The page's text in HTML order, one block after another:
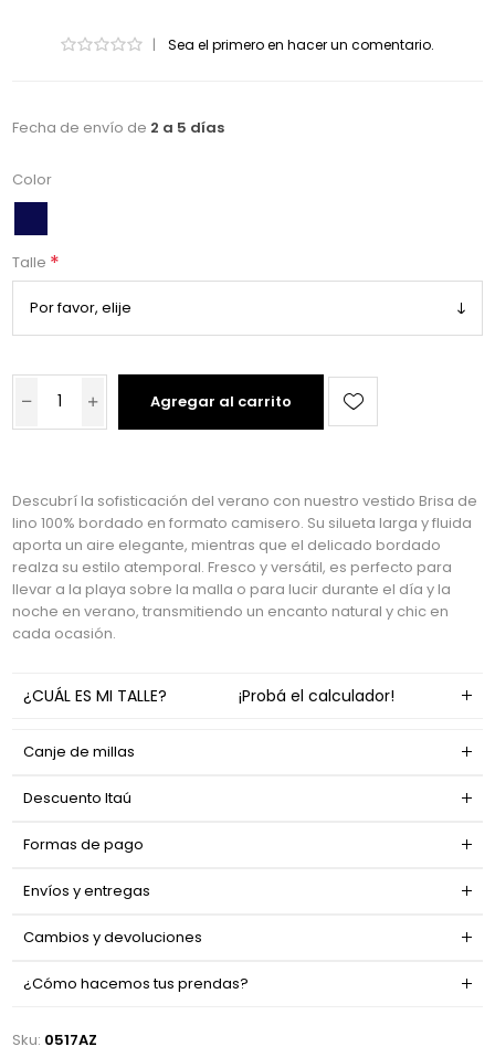
| Sea el primero en hacer un comentario.
Fecha de envío de 2 a 5 días
Color
Talle *
Agregar al carrito
Descubrí la sofisticación del verano con nuestro vestido Brisa de
lino 100% bordado en formato camisero. Su silueta larga y fluida
aporta un aire elegante, mientras que el delicado bordado
realza su estilo atemporal. Fresco y versátil, es perfecto para
llevar a la playa sobre la malla o para lucir durante el día y la
noche en verano, transmitiendo un encanto natural y chic en
cada ocasión.
¿CUÁL ES MI TALLE? ¡Probá el calculador!
Canje de millas
Descuento Itaú
Formas de pago
Envíos y entregas
Cambios y devoluciones
¿Cómo hacemos tus prendas?
Sku: 0517AZ